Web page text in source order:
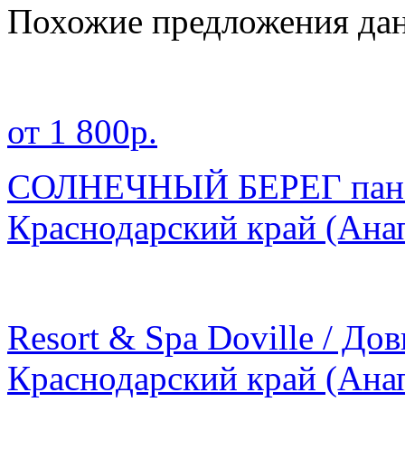
Похожие предложения
от 1 800р.
СОЛНЕЧНЫЙ БЕРЕГ
Краснодарский край
Resort & Spa Doville /
Краснодарский край